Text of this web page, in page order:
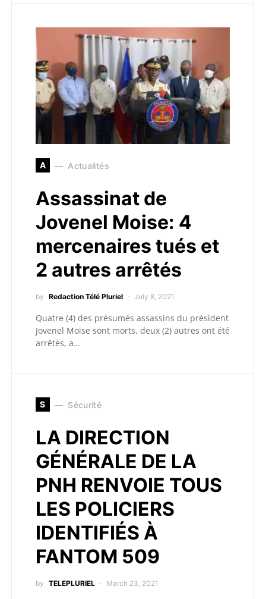
A Actualités
Assassinat de
Jovenel Moise: 4
mercenaires tués et
2 autres arrêtés
by Redaction Télé Pluriel July 8, 2021
Quatre (4) des présumés assassins du président
Jovenel Moïse sont morts, deux (2) autres ont été
arrêtés, a…
S Sécurité
LA DIRECTION
GÉNÉRALE DE LA
PNH RENVOIE TOUS
LES POLICIERS
IDENTIFIÉS À
FANTOM 509
by TELEPLURIEL March 23, 2021